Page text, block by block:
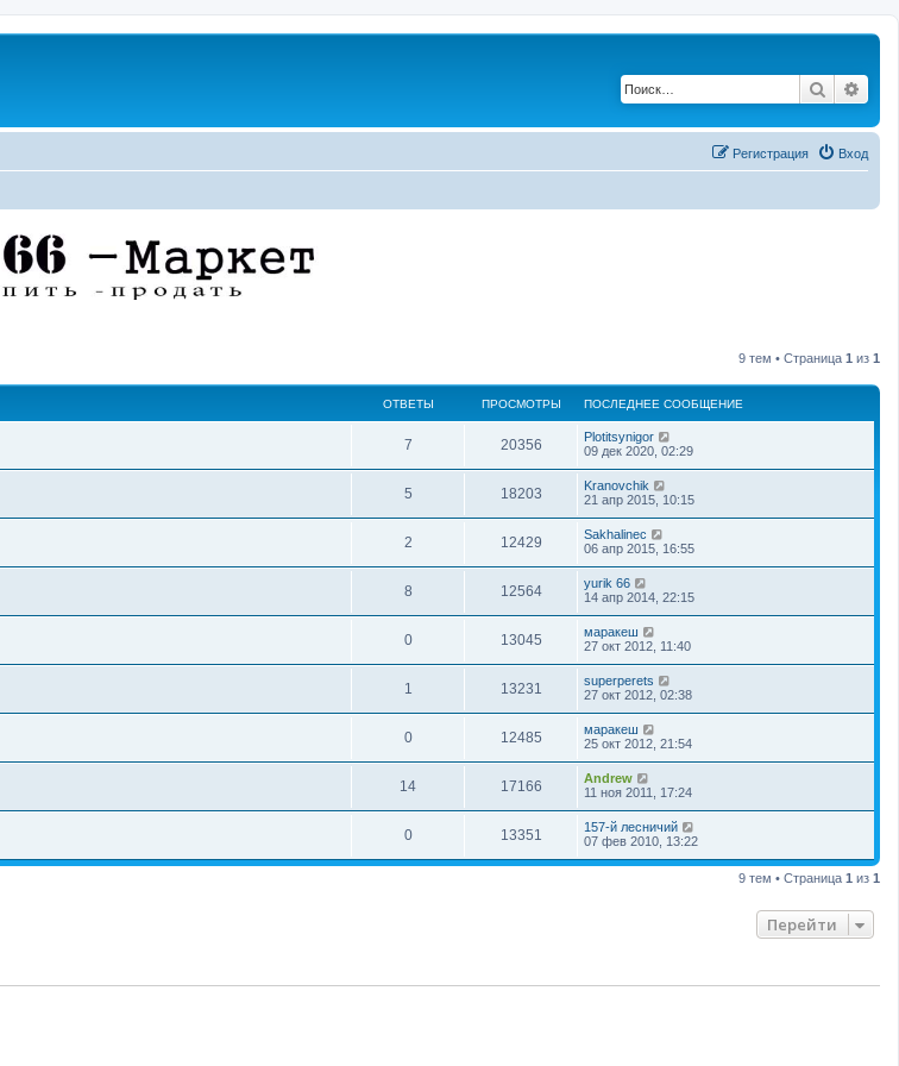
Поиск
Вход
Регистрация
9 тем • Страница 1 из 1
ОТВЕТЫ ПРОСМОТРЫ ПОСЛЕДНЕЕ СООБЩЕНИЕ
7 20356
Plotitsynigor
09 дек 2020, 02:29
5 18203
Kranovchik
21 апр 2015, 10:15
2 12429
Sakhalinec
06 апр 2015, 16:55
8 12564
yurik 66
14 апр 2014, 22:15
0 13045
маракеш
27 окт 2012, 11:40
1 13231
superperets
27 окт 2012, 02:38
0 12485
маракеш
25 окт 2012, 21:54
14 17166
Andrew
11 ноя 2011, 17:24
0 13351
157-й лесничий
07 фев 2010, 13:22
9 тем • Страница 1 из 1
Перейти